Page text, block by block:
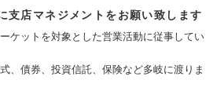
支店マネジメントをお願い致します
ケットを対象とした営業活動に従事してい
、債券、投資信託、保険など多岐に渡りま